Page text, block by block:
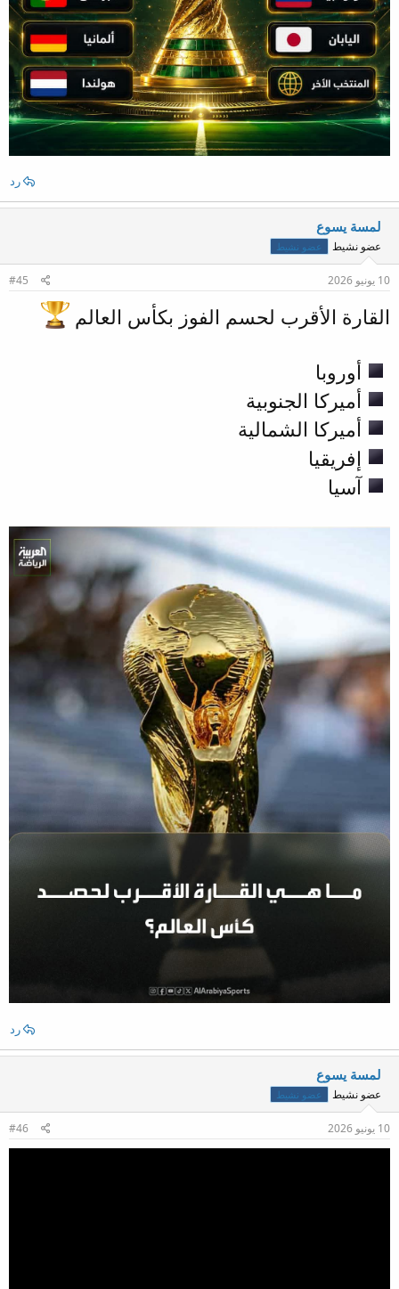
رد
لمسة يسوع
عضو نشيط عضو نشيط
10 يونيو 2026 #45
القارة الأقرب لحسم الفوز بكأس العالم
أوروبا
أميركا الجنوبية
أميركا الشمالية
إفريقيا
آسيا
رد
لمسة يسوع
عضو نشيط عضو نشيط
10 يونيو 2026 #46